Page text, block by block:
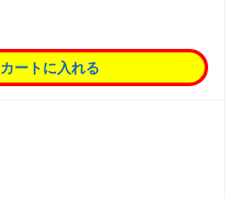
カートに入れる